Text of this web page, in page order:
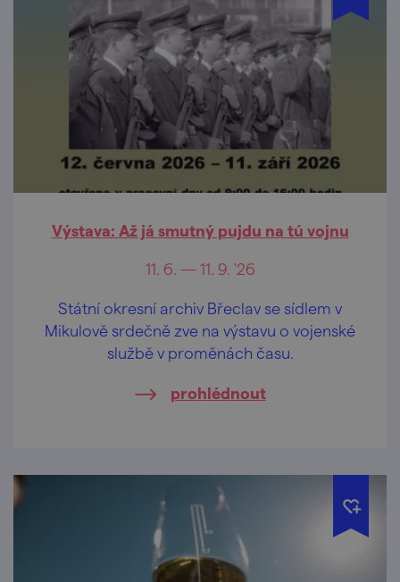
Výstava: Až já smutný pujdu na tú vojnu
11. 6. — 11. 9. '26
Státní okresní archiv Břeclav se sídlem v
Mikulově srdečně zve na výstavu o vojenské
službě v proměnách času.
prohlédnout